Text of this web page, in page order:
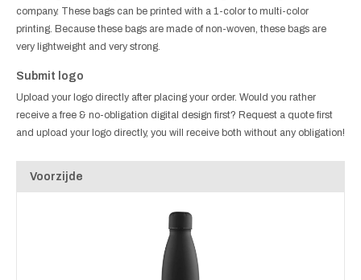
company. These bags can be printed with a 1-color to multi-color
printing. Because these bags are made of non-woven, these bags are
very lightweight and very strong.
Submit logo
Upload your logo directly after placing your order. Would you rather
receive a free & no-obligation digital design first? Request a quote first
and upload your logo directly, you will receive both without any obligation!
Voorzijde